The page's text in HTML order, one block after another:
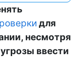
для
несмотря
ввести